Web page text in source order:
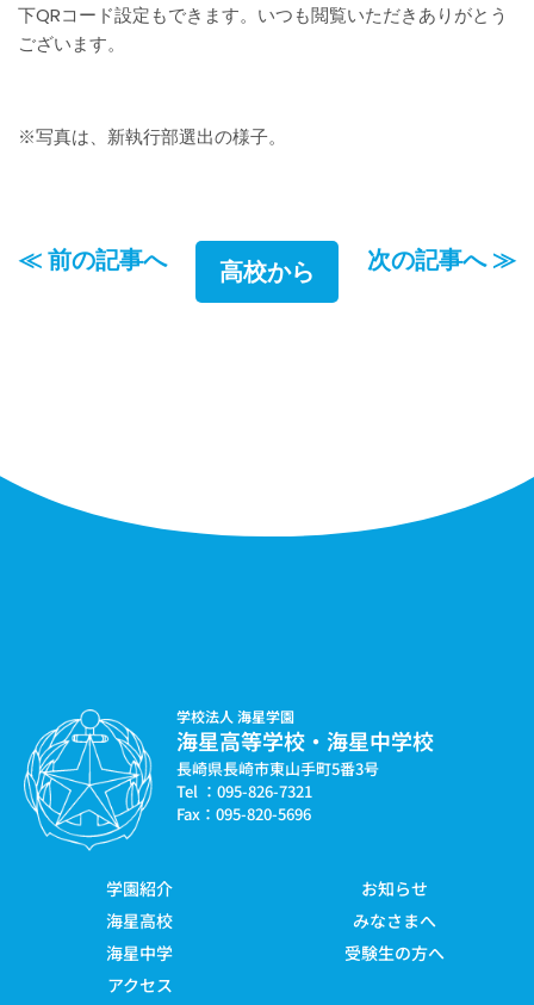
下QRコード設定もできます。いつも閲覧いただきありがとう
ございます。
※写真は、新執行部選出の様子。
≪ 前の記事へ 高校から 次の記事へ ≫
学校法人 海星学園
海星高等学校・海星中学校
長崎県長崎市東山手町5番3号
Tel ：095-826-7321
Fax：095-820-5696
学園紹介
海星高校
海星中学
アクセス
お知らせ
みなさまへ
受験生の方へ